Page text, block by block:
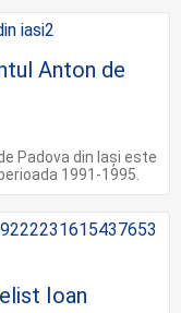
Anton de
Padova din Iași este
1991-1995.
Ioan